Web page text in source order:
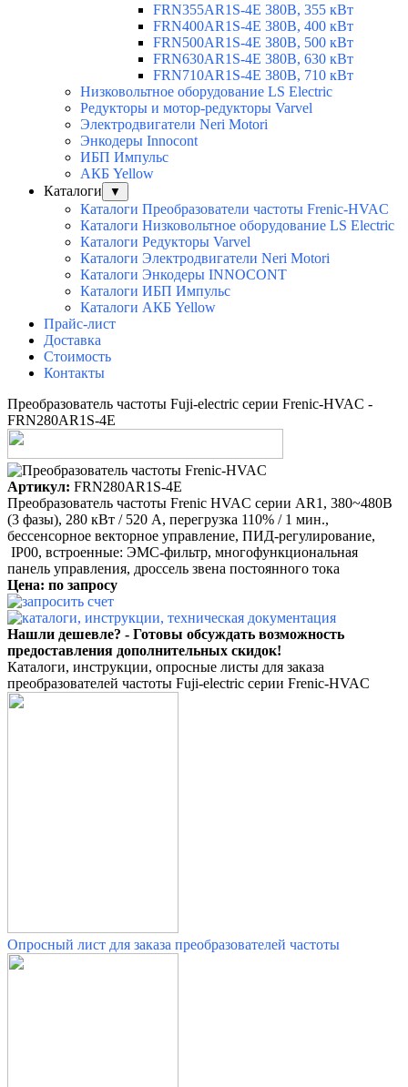
FRN355AR1S-4E 380В, 355 кВт
FRN400AR1S-4E 380В, 400 кВт
FRN500AR1S-4E 380В, 500 кВт
FRN630AR1S-4E 380В, 630 кВт
FRN710AR1S-4E 380В, 710 кВт
Низковольтное оборудование LS Electric
Редукторы и мотор-редукторы Varvel
Электродвигатели Neri Motori
Энкодеры Innocont
ИБП Импульс
АКБ Yellow
Каталоги
▼
Каталоги Преобразователи частоты Frenic-HVAC
Каталоги Низковольтное оборудование LS Electric
Каталоги Редукторы Varvel
Каталоги Электродвигатели Neri Motori
Каталоги Энкодеры INNOCONT
Каталоги ИБП Импульс
Каталоги АКБ Yellow
Прайс-лист
Доставка
Стоимость
Контакты
Преобразователь частоты Fuji-electric серии Frenic-HVAC -
FRN280AR1S-4E
Артикул: FRN280AR1S-4E
Преобразователь частоты Frenic HVAC серии AR1, 380~480B
(3 фазы), 280 кВт / 520 A, перегрузка 110% / 1 мин.,
бессенсорное векторное управление, ПИД-регулирование,
IP00, встроенные: ЭМС-фильтр, многофункциональная
панель управления, дроссель звена постоянного тока
Цена: по запросу
Нашли дешевле? - Готовы обсуждать возможность
предоставления дополнительных скидок!
Каталоги, инструкции, опросные листы для заказа
преобразователей частоты Fuji-electric серии Frenic-HVAC
Опросный лист для заказа преобразователей частоты